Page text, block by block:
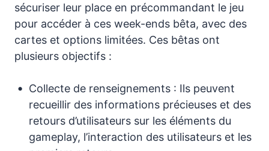
sécuriser leur place en précommandant le jeu
pour accéder à ces week-ends bêta, avec des
cartes et options limitées. Ces bêtas ont
plusieurs objectifs :
Collecte de renseignements : Ils peuvent
recueillir des informations précieuses et des
retours d’utilisateurs sur les éléments du
gameplay, l’interaction des utilisateurs et les